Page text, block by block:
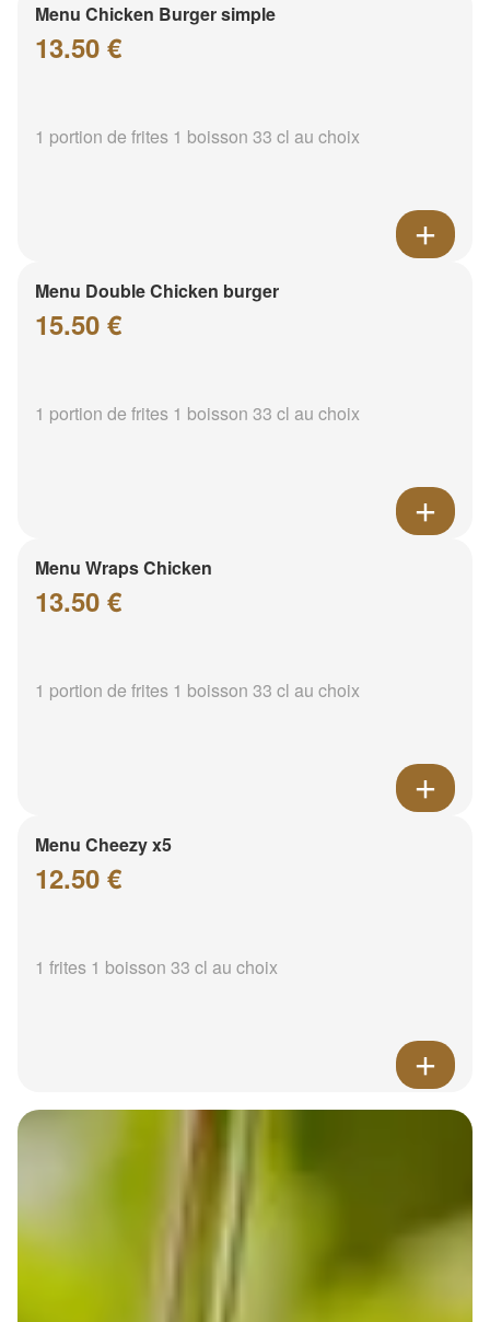
Menu Chicken Burger simple
13.50 €
1 portion de frites 1 boisson 33 cl au choix
Menu Double Chicken burger
15.50 €
1 portion de frites 1 boisson 33 cl au choix
Menu Wraps Chicken
13.50 €
1 portion de frites 1 boisson 33 cl au choix
Menu Cheezy x5
12.50 €
1 frites 1 boisson 33 cl au choix